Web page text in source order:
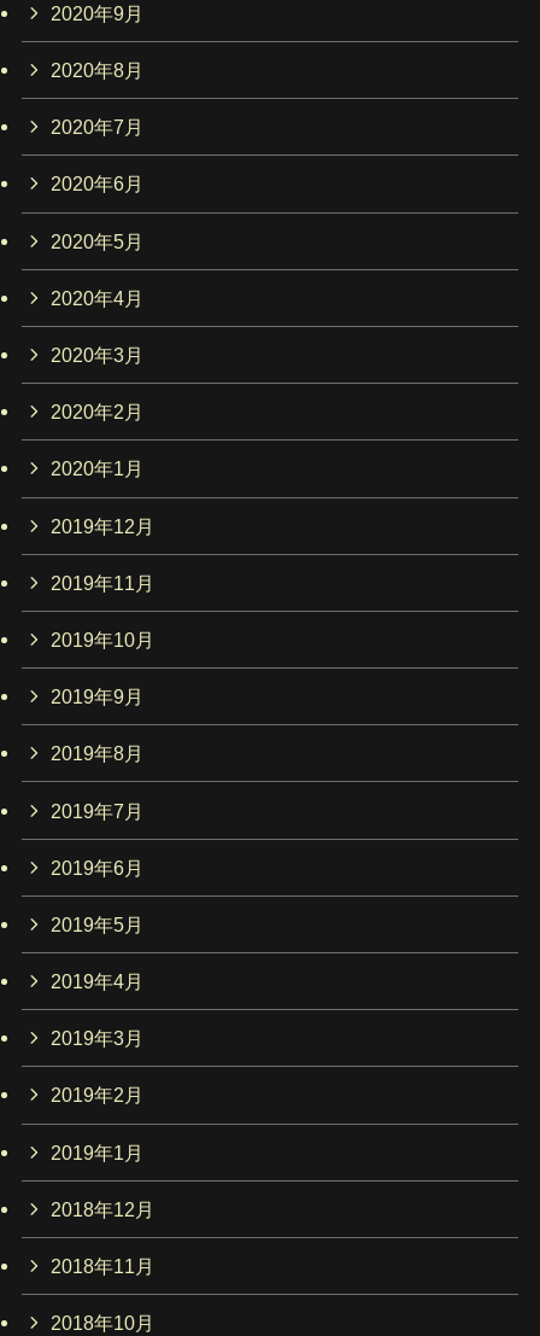
2020年9月
2020年8月
2020年7月
2020年6月
2020年5月
2020年4月
2020年3月
2020年2月
2020年1月
2019年12月
2019年11月
2019年10月
2019年9月
2019年8月
2019年7月
2019年6月
2019年5月
2019年4月
2019年3月
2019年2月
2019年1月
2018年12月
2018年11月
2018年10月